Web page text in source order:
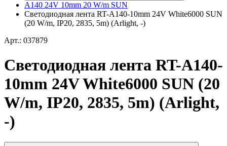
A140 24V 10mm 20 W/m SUN
Светодиодная лента RT-A140-10mm 24V White6000 SUN
(20 W/m, IP20, 2835, 5m) (Arlight, -)
Арт.: 037879
Светодиодная лента RT-A140-
10mm 24V White6000 SUN (20
W/m, IP20, 2835, 5m) (Arlight,
-)